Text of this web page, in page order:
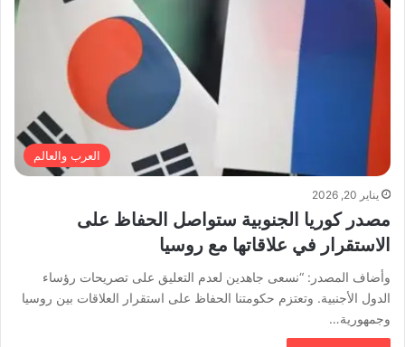
العرب والعالم
يناير 20, 2026
مصدر كوريا الجنوبية ستواصل الحفاظ على
الاستقرار في علاقاتها مع روسيا
وأضاف المصدر: “نسعى جاهدين لعدم التعليق على تصريحات رؤساء
الدول الأجنبية. وتعتزم حكومتنا الحفاظ على استقرار العلاقات بين روسيا
وجمهورية…